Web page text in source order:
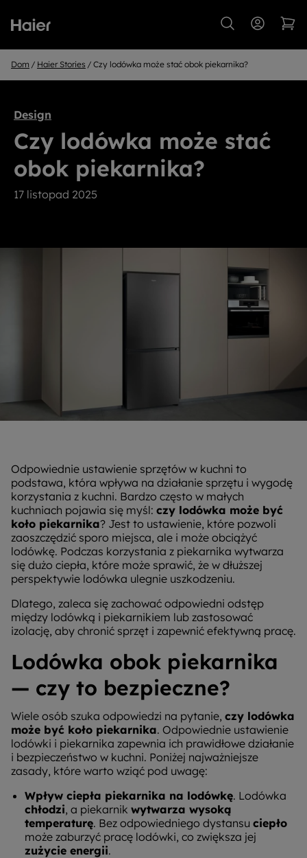
Dom Haier Stories Czy lodówka może stać obok piekarnika?
Design
Czy lodówka może stać
obok piekarnika?
17 listopad 2025
Odpowiednie ustawienie sprzętów w kuchni to
podstawa, która wpływa na działanie sprzętu i wygodę
korzystania z kuchni. Bardzo często w małych
kuchniach pojawia się myśl: czy lodówka może być
koło piekarnika? Jest to ustawienie, które pozwoli
zaoszczędzić sporo miejsca, ale i może obciążyć
lodówkę. Podczas korzystania z piekarnika wytwarza
się dużo ciepła, które może sprawić, że w dłuższej
perspektywie lodówka ulegnie uszkodzeniu.
Dlatego, zaleca się zachować odpowiedni odstęp
między lodówką i piekarnikiem lub zastosować
izolację, aby chronić sprzęt i zapewnić efektywną pracę.
Lodówka obok piekarnika
— czy to bezpieczne?
Wiele osób szuka odpowiedzi na pytanie, czy lodówka
może być koło piekarnika. Odpowiednie ustawienie
lodówki i piekarnika zapewnia ich prawidłowe działanie
i bezpieczeństwo w kuchni. Poniżej najważniejsze
zasady, które warto wziąć pod uwagę:
Wpływ ciepła piekarnika na lodówkę. Lodówka
chłodzi, a piekarnik wytwarza wysoką
temperaturę. Bez odpowiedniego dystansu ciepło
może zaburzyć pracę lodówki, co zwiększa jej
zużycie energii.